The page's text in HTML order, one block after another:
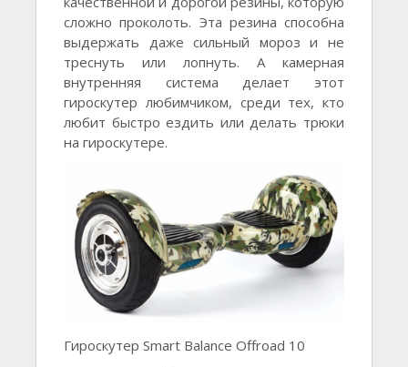
сложно проколоть. Эта резина способна
выдержать даже сильный мороз и не
треснуть или лопнуть. А камерная
внутренняя система делает этот
гироскутер любимчиком, среди тех, кто
любит быстро ездить или делать трюки
на гироскутере.
Гироскутер Smart Balance Offroad 10